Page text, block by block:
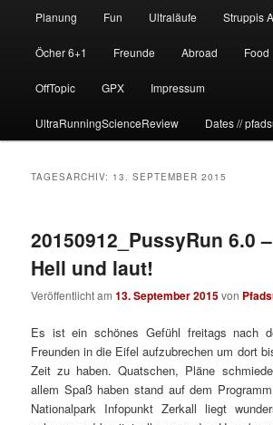
Planung Fun Ultraläufe Struppis
Öcher 6+1 Freunde Abroad Food
OffTopic GPX Impressum
UltraRunningScienceReview Dates //
TAGESARCHIV: 13. SEPTEMBER 2015
20150912_PussyRun 6.0 –
Hell und laut!
Veröffentlicht am13. September 2015von
Es ist ein schönes Gefühl freitags nach
Freunden in die Eifel aufzubrechen um dort
Zeit zu haben. Quatschen, Pläne
allem Spaß haben stand auf dem
Nationalpark Infopunkt Zerkall liegt